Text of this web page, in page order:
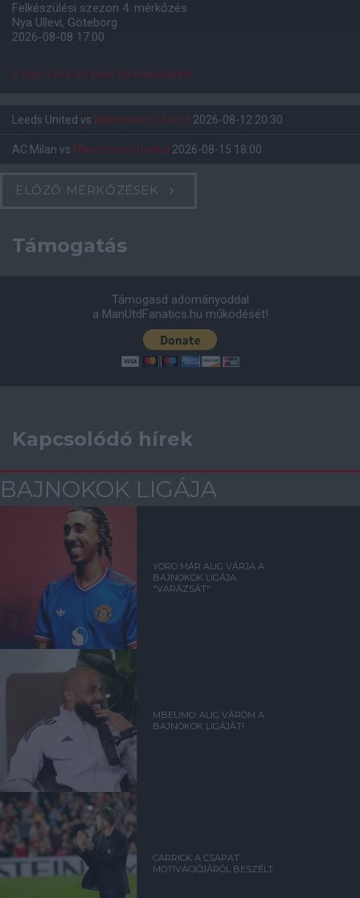
Felkészülési szezon 4. mérkőzés
Nya Ullevi, Göteborg
2026-08-08 17:00
0 nap 3 óra 32 perc 33 másodperc
Leeds United vs Manchester United 2026-08-12 20:30
AC Milan vs Manchester United 2026-08-15 18:00
ELŐZŐ MÉRKŐZÉSEK
Támogatás
Támogasd adományoddal
a ManUtdFanatics.hu működését!
Kapcsolódó hírek
BAJNOKOK LIGÁJA
YORO MÁR ALIG VÁRJA A
BAJNOKOK LIGÁJA
"VARÁZSÁT"
MBEUMO: ALIG VÁROM A
BAJNOKOK LIGÁJÁT!
CARRICK A CSAPAT
MOTIVÁCIÓJÁRÓL BESZÉLT